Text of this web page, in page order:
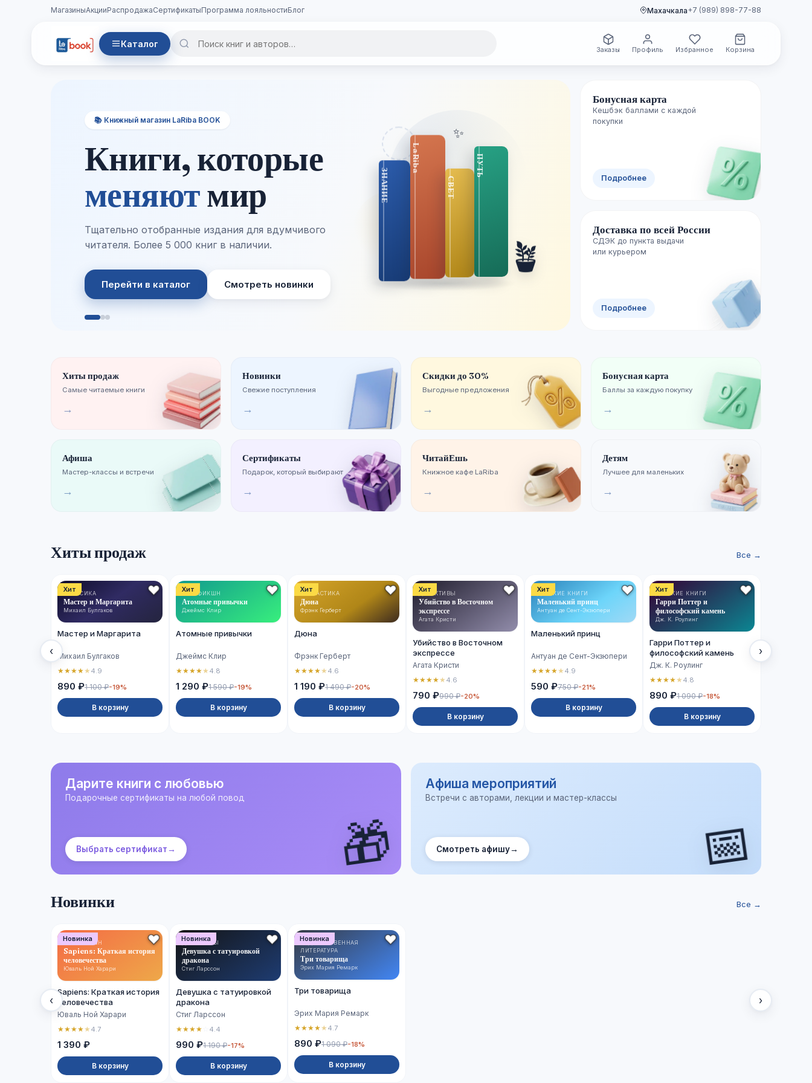
МагазиныАкцииРаспродажаСертификатыПрограмма лояльностиБлог Махачкала+7 (989) 898-77-88
Каталог
Заказы Профиль Избранное Корзина
📚 Книжный магазин LaRiba BOOK
Книги, которые
меняютмир
Тщательно отобранные издания для вдумчивого
читателя. Более 5 000 книг в наличии.
Перейти в каталог Смотреть новинки
🪴
✨
🌿 Свежие поступления
Новинки уже
полках
Каждую неделю пополняем каталог
изданиями — успейте первыми.
Хиты продаж
Бонусная карта
Кешбэк баллами с каждой
покупки
Подробнее
Доставка по всей России
СДЭК до пункта выдачи
или курьером
Подробнее
Хиты продаж
Самые читаемые книги
→
Новинки
Свежие поступления
→
Скидки до 30%
Выгодные предложения
→
Бонусная карта
Баллы за каждую покупку
→
Афиша
Мастер-классы и встречи
→
Сертификаты
Подарок, который выбирают
→
ЧитайЕшь
Книжное кафе LaRiba
→
Детям
Лучшее для маленьких
→
Хиты продаж Все →
‹
Хит
КЛАССИКА
Мастер и Маргарита
Михаил Булгаков
Мастер и Маргарита
Михаил Булгаков
★★★★★4.9
890 ₽1 100 ₽-19%
В корзину
Хит
НОН-ФИКШН
Атомные привычки
Джеймс Клир
Атомные привычки
Джеймс Клир
★★★★★4.8
1 290 ₽1 590 ₽-19%
В корзину
Хит
ФАНТАСТИКА
Дюна
Фрэнк Герберт
Дюна
Фрэнк Герберт
★★★★★4.6
1 190 ₽1 490 ₽-20%
В корзину
Хит
ДЕТЕКТИВЫ
Убийство в Восточном
экспрессе
Агата Кристи
Убийство в Восточном
экспрессе
Агата Кристи
★★★★★4.6
790 ₽990 ₽-20%
В корзину
Хит
ДЕТСКИЕ КНИГИ
Маленький принц
Антуан де Сент-Экзюпери
Маленький принц
Антуан де Сент-Экзюпери
★★★★★4.9
590 ₽750 ₽-21%
В корзину
Хит
ДЕТСКИЕ КНИГИ
Гарри Поттер и
философский камень
Дж. К. Роулинг
Гарри Поттер и
философский камень
Дж. К. Роулинг
★★★★★4.8
890 ₽1 090 ₽-18%
В корзину
›
Дарите книги с любовью
Подарочные сертификаты на любой повод
Выбрать сертификат → 🎁
Афиша мероприятий
Встречи с авторами, лекции и мастер-классы
Смотреть афишу→ 📅
Новинки Все →
‹
Новинка
НОН-ФИКШН
Sapiens: Краткая история
человечества
Юваль Ной Харари
Sapiens: Краткая история
человечества
Юваль Ной Харари
★★★★★4.7
1 390 ₽
В корзину
Новинка
ДЕТЕКТИВЫ
Девушка с татуировкой
дракона
Стиг Ларссон
Девушка с татуировкой
дракона
Стиг Ларссон
★★★★ 4.4
990 ₽1 190 ₽-17%
В корзину
Новинка
ХУДОЖЕСТВЕННАЯ
ЛИТЕРАТУРА
Три товарища
Эрих Мария Ремарк
Три товарища
Эрих Мария Ремарк
★★★★★4.7
890 ₽1 090 ₽-18%
В корзину
›